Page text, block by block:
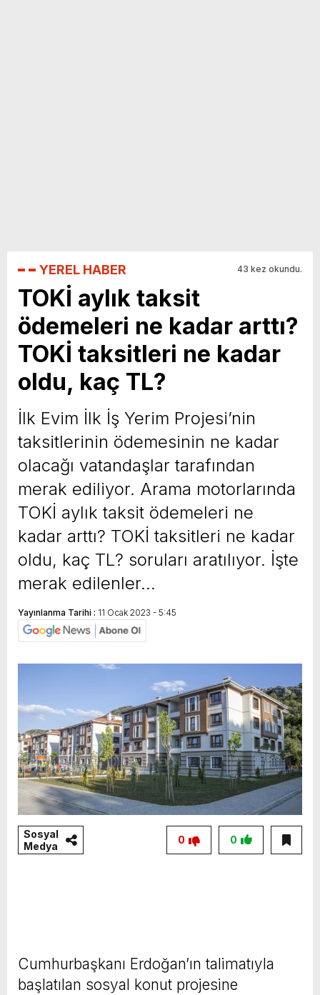
YEREL HABER 43 kez okundu.
TOKİ aylık taksit
ödemeleri ne kadar arttı?
TOKİ taksitleri ne kadar
oldu, kaç TL?
İlk Evim İlk İş Yerim Projesi’nin
taksitlerinin ödemesinin ne kadar
olacağı vatandaşlar tarafından
merak ediliyor. Arama motorlarında
TOKİ aylık taksit ödemeleri ne
kadar arttı? TOKİ taksitleri ne kadar
oldu, kaç TL? soruları aratılıyor. İşte
merak edilenler…
Yayınlanma Tarihi : 11 Ocak 2023 - 5:45
Sosyal
Medya
0
0
Cumhurbaşkanı Erdoğan’ın talimatıyla
başlatılan sosyal konut projesine